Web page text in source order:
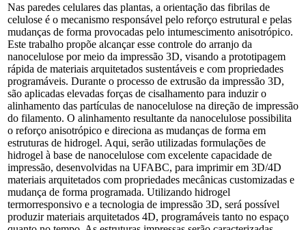
Nas paredes celulares das plantas, a orientação das fibrilas de
celulose é o mecanismo responsável pelo reforço estrutural e pelas
mudanças de forma provocadas pelo intumescimento anisotrópico.
Este trabalho propõe alcançar esse controle do arranjo da
nanocelulose por meio da impressão 3D, visando a prototipagem
rápida de materiais arquitetados sustentáveis e com propriedades
programáveis. Durante o processo de extrusão da impressão 3D,
são aplicadas elevadas forças de cisalhamento para induzir o
alinhamento das partículas de nanocelulose na direção de impressão
do filamento. O alinhamento resultante da nanocelulose possibilita
o reforço anisotrópico e direciona as mudanças de forma em
estruturas de hidrogel. Aqui, serão utilizadas formulações de
hidrogel à base de nanocelulose com excelente capacidade de
impressão, desenvolvidas na UFABC, para imprimir em 3D/4D
materiais arquitetados com propriedades mecânicas customizadas e
mudança de forma programada. Utilizando hidrogel
termorresponsivo e a tecnologia de impressão 3D, será possível
produzir materiais arquitetados 4D, programáveis tanto no espaço